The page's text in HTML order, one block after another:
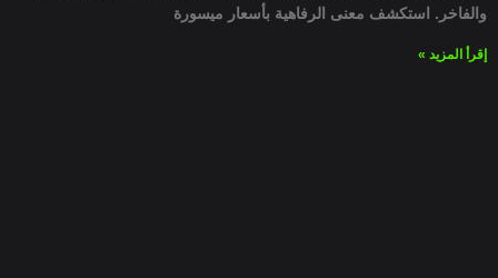
والفاخر. استكشف معنى الرفاهية بأسعار ميسورة
إقرأ المزيد »